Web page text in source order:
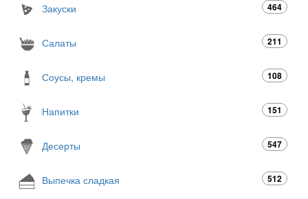
Закуски 464
Салаты 211
Соусы, кремы 108
Напитки 151
Десерты 547
Выпечка сладкая 512